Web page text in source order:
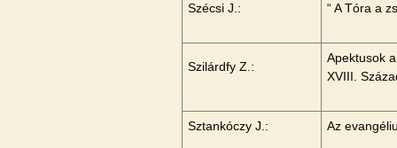
Szécsi J.: “ A Tóra a
Szilárdfy Z.:
Apektusok
XVIII.
Sztankóczy J.: Az